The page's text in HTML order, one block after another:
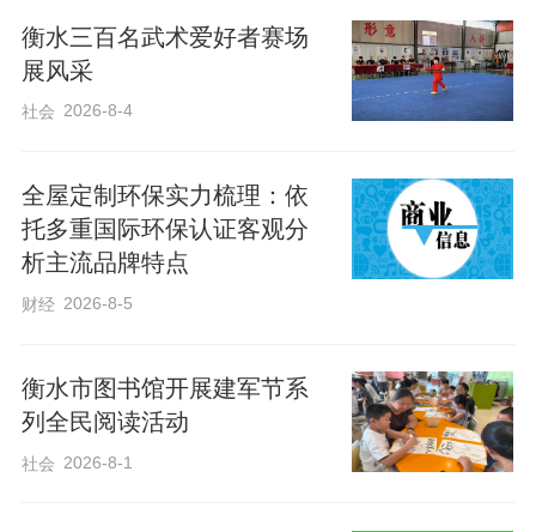
​衡水三百名武术爱好者赛场
展风采
社会 2026-8-4
全屋定制环保实力梳理：依
托多重国际环保认证客观分
析主流品牌特点
财经 2026-8-5
衡水市图书馆开展建军节系
列全民阅读活动
社会 2026-8-1